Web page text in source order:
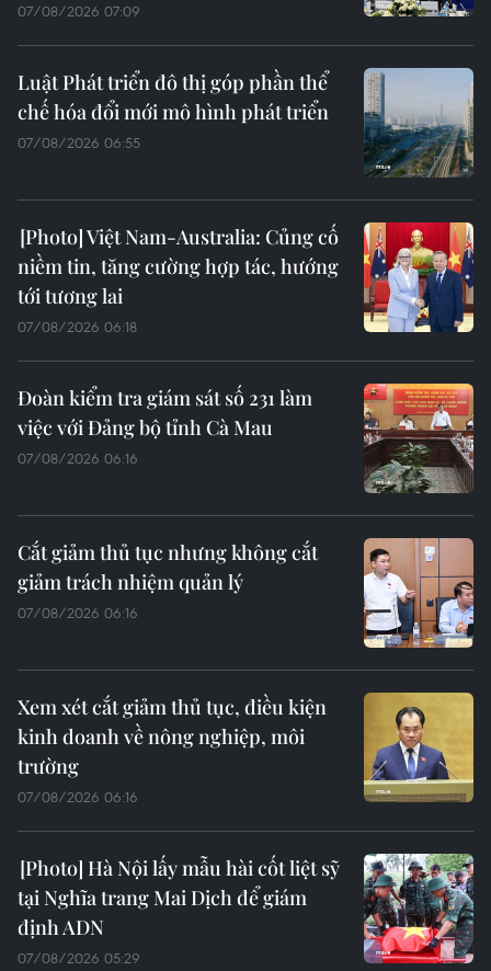
07/08/2026 07:09
Luật Phát triển đô thị góp phần thể
chế hóa đổi mới mô hình phát triển
07/08/2026 06:55
Việt Nam-Australia: Củng cố
niềm tin, tăng cường hợp tác, hướng
tới tương lai
07/08/2026 06:18
Đoàn kiểm tra giám sát số 231 làm
việc với Đảng bộ tỉnh Cà Mau
07/08/2026 06:16
Cắt giảm thủ tục nhưng không cắt
giảm trách nhiệm quản lý
07/08/2026 06:16
Xem xét cắt giảm thủ tục, điều kiện
kinh doanh về nông nghiệp, môi
trường
07/08/2026 06:16
Hà Nội lấy mẫu hài cốt liệt sỹ
tại Nghĩa trang Mai Dịch để giám
định ADN
07/08/2026 05:29